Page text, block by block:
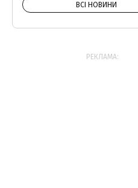
ВСІ НОВИНИ
РЕКЛАМА: